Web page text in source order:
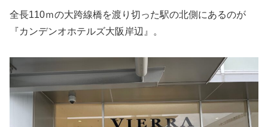
全長110ｍの大跨線橋を渡り切った駅の北側にあるのが
『カンデンオホテルズ大阪岸辺』。